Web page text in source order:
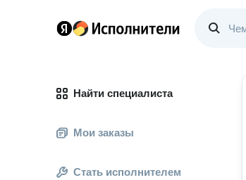
Найти специалиста
Мои заказы
Стать исполнителем